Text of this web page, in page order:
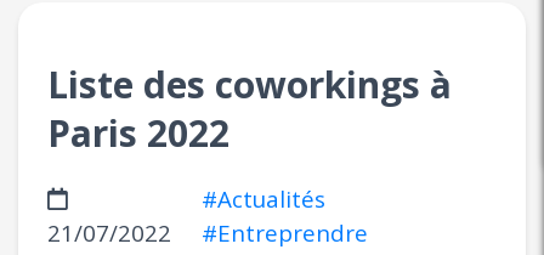
Liste des coworkings à
Paris 2022
21/07/2022
#Actualités
#Entreprendre